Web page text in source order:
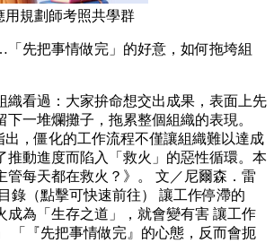
用規劃師考照共學群
先把事情做完」的好意，如何拖垮組
織看過：大家拚命想交出成果，表面上先
下一堆爛攤子，拖累整個組織的表現。
，僵化的工作流程不僅讓組織難以達成
推動進度而陷入「救火」的惡性循環。本
管每天都在救火？》。 文／尼爾森．雷
錄（點擊可快速前往） 讓工作停滯的
成為「生存之道」，就會變有害 讓工作
「『先把事情做完』的心態，反而會扼